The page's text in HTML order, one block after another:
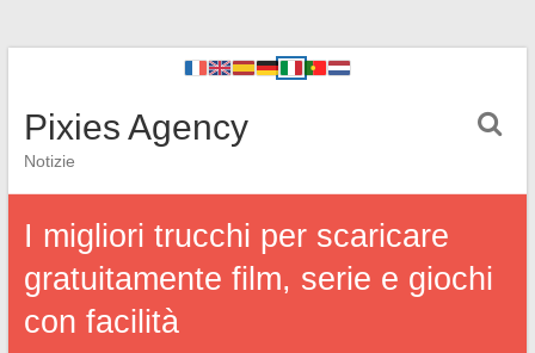
Pixies Agency
Notizie
I migliori trucchi per scaricare
gratuitamente film, serie e giochi
con facilità